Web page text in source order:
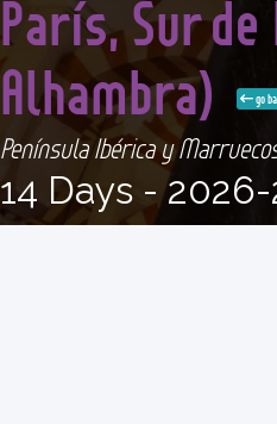
París, Sur
Alhambra)
go
Península Ibérica y
14 Days -2026-